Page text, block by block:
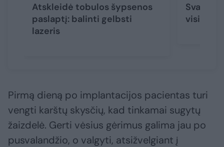
Atskleidė tobulos šypsenos
paslaptį: balinti gelbsti
lazeris
visi
Pirmą dieną po implantacijos pacientas turi
vengti karštų skysčių, kad tinkamai sugytų
žaizdelė. Gerti vėsius gėrimus galima jau po
pusvalandžio, o valgyti, atsižvelgiant į